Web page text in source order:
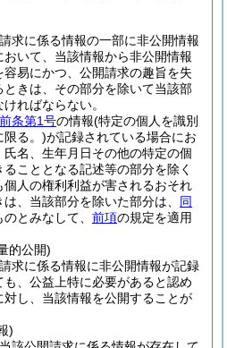
求に係る情報の一部に非公開情報
いて、当該情報から非公開情報
易にかつ、公開請求の趣旨を失
きは、その部分を除いて当該部
ればならない。
前条第1号の情報(特定の個人を識別
限る。)が記録されている場合にお
名、生年月日その他の特定の個
こととなる記述等の部分を除く
個人の権利利益が害されるおそれ
、当該部分を除いた部分は、 同
とみなして、 前項の規定を適用
的公開)
求に係る情報に非公開情報が記録
、公益上特に必要があると認め
し、当該情報を公開することが
)